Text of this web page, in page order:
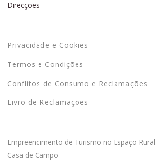
Direcções
Privacidade e Cookies
Termos e Condições
Conflitos de Consumo e Reclamações
Livro de Reclamações
Empreendimento de Turismo no Espaço Rural
Casa de Campo